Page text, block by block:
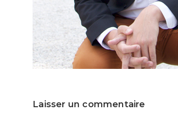
Laisser un commentaire